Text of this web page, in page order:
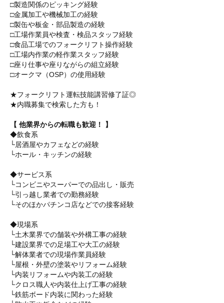
□製造関係のピッキング経験
□金属加工や機械加工の経験
□製缶や板金・部品製造の経験
□工場作業員や検査・検品スタッフ経験
□食品工場でのフォークリフト操作経験
□工場内作業の軽作業スタッフ経験
□座り仕事や座りながらの組立経験
□オークマ（OSP）の使用経験
★フォークリフト運転技能講習修了証◎
★内職募集で検索した方も！
【 他業界からの転職も歓迎！ 】
◆飲食系
└居酒屋やカフェなどの経験
└ホール・キッチンの経験
◆サービス系
└コンビニやスーパーでの品出し・販売
└引っ越し業者での勤務経験
└そのほかパチンコ店などでの接客経験
◆現場系
└土木業界での舗装や外構工事の経験
└建設業界での足場工や大工の経験
└解体業者での現場作業員経験
└屋根・外壁の塗装やリフォーム経験
└内装リフォームや内装工の経験
└クロス職人や内装仕上げ工事の経験
└鉄筋ボード内装に関わった経験